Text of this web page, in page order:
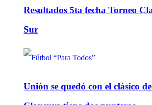
Resultados 5ta fecha Torneo
Sur
Unión se quedó con el clásico